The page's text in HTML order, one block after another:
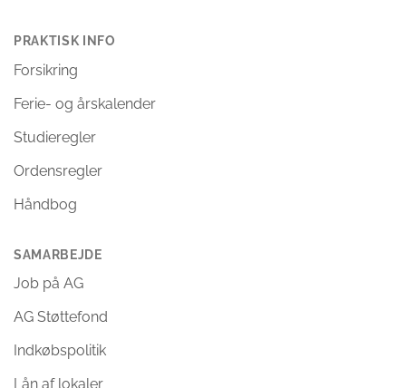
PRAKTISK INFO
Forsikring
Ferie- og årskalender
Studieregler
Ordensregler
Håndbog
SAMARBEJDE
Job på AG
AG Støttefond
Indkøbspolitik
Lån af lokaler